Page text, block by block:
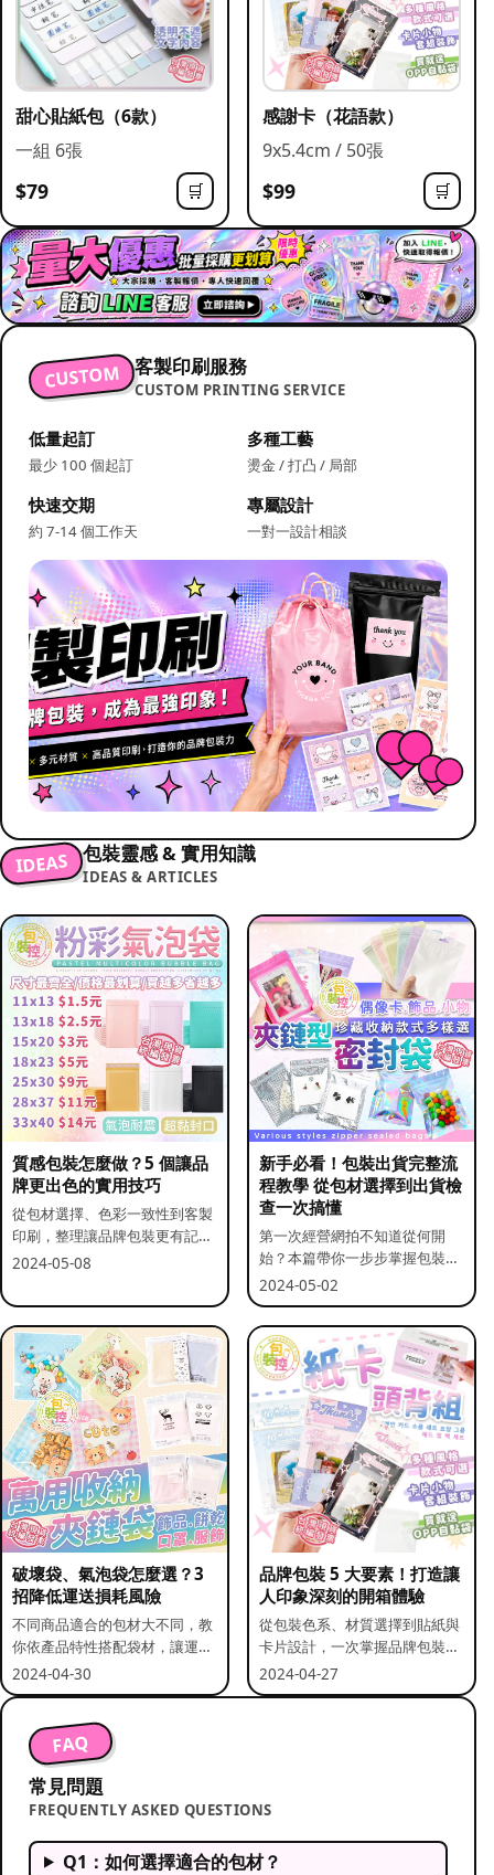
甜心貼紙包（6款）
一組 6張
$79 🛒
感謝卡（花語款）
9x5.4cm / 50張
$99 🛒
CUSTOM 客製印刷服務
CUSTOM PRINTING SERVICE
低量起訂
最少 100 個起訂
多種工藝
燙金 / 打凸 / 局部
快速交期
約 7-14 個工作天
專屬設計
一對一設計相談
IDEAS 包裝靈感 & 實用知識
IDEAS & ARTICLES
質感包裝怎麼做？5 個讓品
牌更出色的實用技巧
從包材選擇、色彩一致性到客製
印刷，整理讓品牌包裝更有記憶
點的實用做法。
2024-05-08
新手必看！包裝出貨完整流
程教學 從包材選擇到出貨檢
查一次搞懂
第一次經營網拍不知道從何開
始？本篇帶你一步步掌握包裝流
程與出貨前檢查重點。
2024-05-02
破壞袋、氣泡袋怎麼選？3
招降低運送損耗風險
不同商品適合的包材大不同，教
你依產品特性搭配袋材，讓運送
更安全。
2024-04-30
品牌包裝 5 大要素！打造讓
人印象深刻的開箱體驗
從包裝色系、材質選擇到貼紙與
卡片設計，一次掌握品牌包裝的
關鍵要素。
2024-04-27
FAQ
常見問題
FREQUENTLY ASKED QUESTIONS
Q1：如何選擇適合的包材？